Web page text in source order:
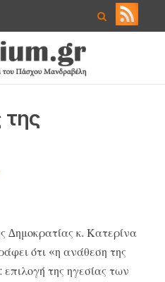
της
∆ημοκρατίας κ. Κατερίνα
ότι «η ανάθεση της
επιλογή της ηγεσίας των